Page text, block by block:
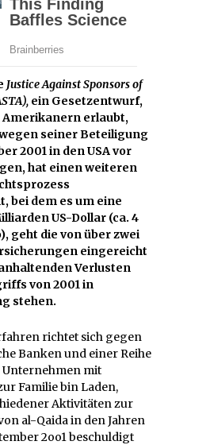
Justice Against Sponsors of
ein Gesetzentwurf,
Amerikanern erlaubt,
seiner Beteiligung
2001 in den USA vor
hat einen weiteren
bei dem es um eine
US-Dollar (ca. 4
geht die von über zwei
eingereicht
Verlusten
von 2001 in
stehen.
richtet sich gegen
Banken und einer Reihe
Unternehmen mit
Familie bin Laden,
Aktivitäten zur
al-Qaida in den Jahren
2oo1 beschuldigt